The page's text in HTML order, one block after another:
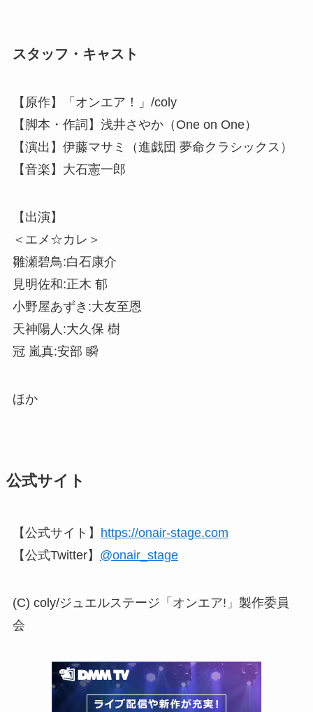
スタッフ・キャスト
【原作】「オンエア！」/coly
【脚本・作詞】浅井さやか（One on One）
【演出】伊藤マサミ（進戯団 夢命クラシックス）
【音楽】大石憲一郎
【出演】
＜エメ☆カレ＞
雛瀬碧鳥:白石康介
見明佐和:正木 郁
小野屋あずき:大友至恩
天神陽人:大久保 樹
冠 嵐真:安部 瞬
ほか
公式サイト
【公式サイト】
https://onair-stage.com
【公式Twitter】 @onair_stage
(C) coly/ジュエルステージ「オンエア!」製作委員
会